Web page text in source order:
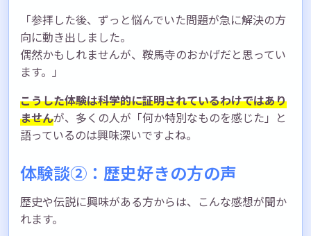
「参拝した後、ずっと悩んでいた問題が急に解決の方
向に動き出しました。
偶然かもしれませんが、鞍馬寺のおかげだと思ってい
ます。」
こうした体験は科学的に証明されているわけではあり
ませんが、多くの人が「何か特別なものを感じた」と
語っているのは興味深いですよね。
体験談②：歴史好きの方の声
歴史や伝説に興味がある方からは、こんな感想が聞か
れます。